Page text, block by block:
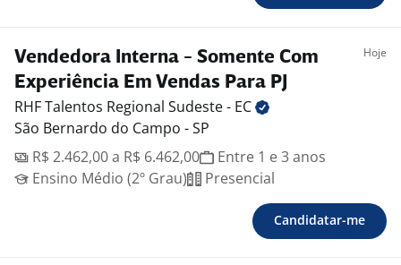
Vendedora Interna - Somente Com
Experiência Em Vendas Para PJ
Hoje
RHF Talentos Regional Sudeste - EC
São Bernardo do Campo - SP
R$ 2.462,00 a R$ 6.462,00
Entre 1 e 3 anos
Ensino Médio (2º Grau)
Presencial
Candidatar-me